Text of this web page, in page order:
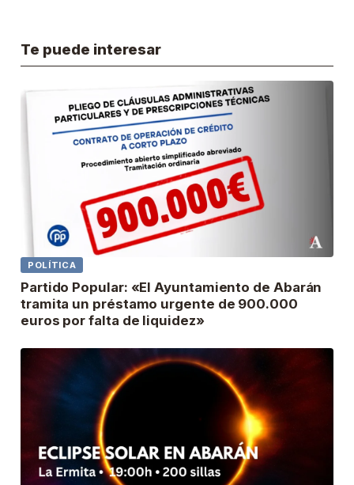
Te puede interesar
POLÍTICA
Partido Popular: «El Ayuntamiento de Abarán
tramita un préstamo urgente de 900.000
euros por falta de liquidez»